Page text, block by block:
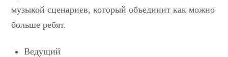
музыкой сценариев, который объединит как можно
больше ребят.
Ведущий